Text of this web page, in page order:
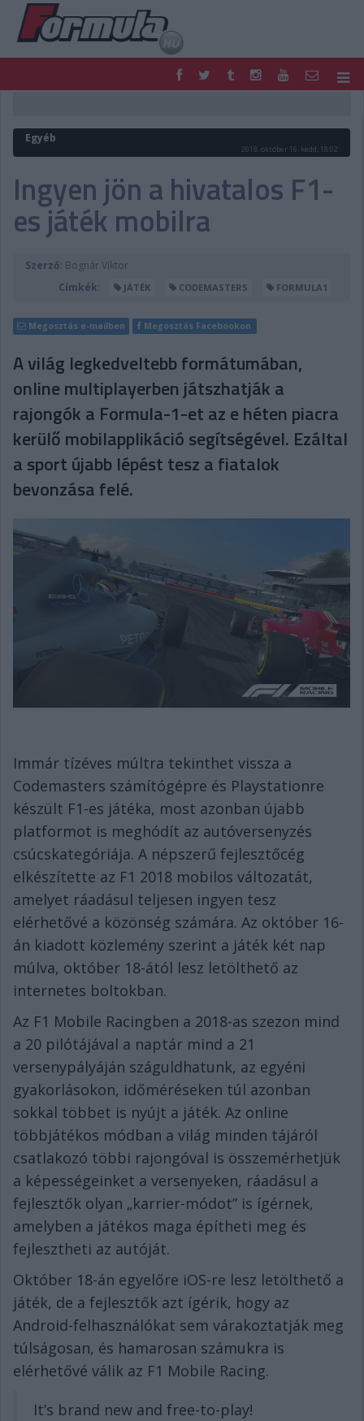
FORMULA
MOTOR
PODCAST
SHOP
DIGITÁLIS MAGAZIN
PONTÁLLÁSOK
Egyéb
2018. október 16. kedd, 18:02
Ingyen jön a hivatalos F1-
es játék mobilra
Szerző: Bognár Viktor
Címkék:
JÁTÉK CODEMASTERS FORMULA1
Megosztás e-mailben Megosztás Facebookon
A világ legkedveltebb formátumában,
online multiplayerben játszhatják a
rajongók a Formula-1-et az e héten piacra
kerülő mobilapplikáció segítségével. Ezáltal
a sport újabb lépést tesz a fiatalok
bevonzása felé.
Immár tízéves múltra tekinthet vissza a
Codemasters számítógépre és Playstationre
készült F1-es játéka, most azonban újabb
platformot is meghódít az autóversenyzés
csúcskategóriája. A népszerű fejlesztőcég
elkészítette az F1 2018 mobilos változatát,
amelyet ráadásul teljesen ingyen tesz
elérhetővé a közönség számára. Az október 16-
án kiadott közlemény szerint a játék két nap
múlva, október 18-ától lesz letölthető az
internetes boltokban.
Az F1 Mobile Racingben a 2018-as szezon mind
a 20 pilótájával a naptár mind a 21
versenypályáján száguldhatunk, az egyéni
gyakorlásokon, időméréseken túl azonban
sokkal többet is nyújt a játék. Az online
többjátékos módban a világ minden tájáról
csatlakozó többi rajongóval is összemérhetjük
a képességeinket a versenyeken, ráadásul a
fejlesztők olyan „karrier-módot” is ígérnek,
amelyben a játékos maga építheti meg és
fejlesztheti az autóját.
Október 18-án egyelőre iOS-re lesz letölthető a
játék, de a fejlesztők azt ígérik, hogy az
Android-felhasználókat sem várakoztatják meg
túlságosan, és hamarosan számukra is
elérhetővé válik az F1 Mobile Racing.
It’s brand new and free-to-play!